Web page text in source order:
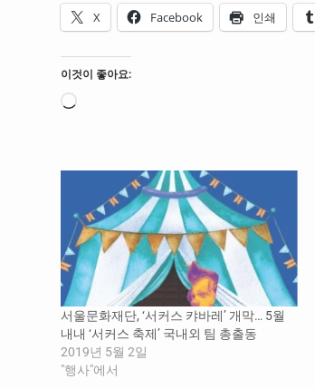
X Facebook 인쇄
이것이 좋아요:
로
서울문화재단, ‘서커스 캬바레’ 개막… 5월
내내 ‘서커스 축제’ 국내외 팀 총출동
2019년 5월 2일
"행사"에서